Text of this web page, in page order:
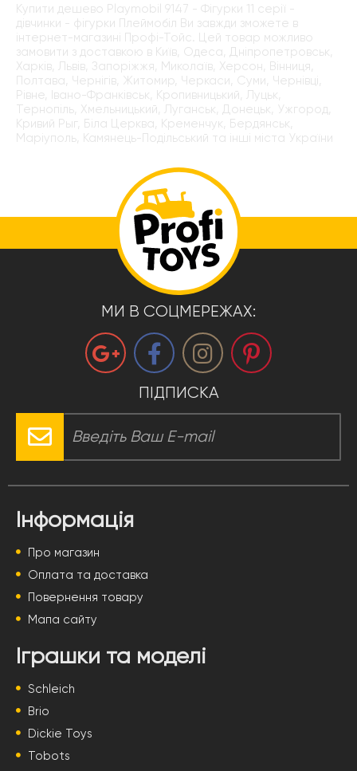
Купити дешево Playmobil 9147 - Фігурки 11 серії -
дівчинки - фігурки Плеймобіл Ви завжди зможете в
інтернет-магазині Профі-Тойс. Цей товар можливо
замовити з доставкою в Київ, Одеса, Дніпропетровськ,
Харків, Львів, Запоріжжя, Миколаїв, Херсон, Вінниця,
Полтава, Чернігів, Житомир, Черкаси, Суми, Чернівці,
Рівне, Івано-Франківськ, Кропивницький, Луцьк,
Тернопіль, Хмельницький, Луганськ, Донецьк, Ужгород,
Кривий Рыг, Біла Церква, Кременчук, Бердянськ,
Маріуполь, Камянець-Подільський та інші міста України
МИ В СОЦМЕРЕЖАХ:
ПІДПИСКА
Інформація
Про магазин
Оплата та доставка
Повернення товару
Мапа сайту
Іграшки та моделі
Schleich
Brio
Dickie Toys
Tobots